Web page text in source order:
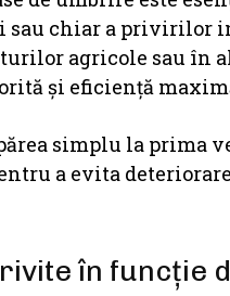
chiar a privirilor
agricole sau în
și eficiență
simplu la prima
a evita
în funcție